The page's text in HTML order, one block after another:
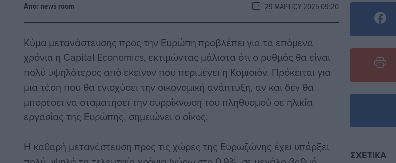
Από: news room 29 ΜΑΡΤΊΟΥ 2025 09:20
Κύμα μετανάστευσης προς την Ευρώπη προβλέπει για τα επόμενα
χρόνια η Capital Economics, εκτιμώντας μάλιστα ότι ο ρυθμός θα είναι
πολύ υψηλότερος από εκείνον που περιμένει η Κομισιόν. Πρόκειται για
μια τάση που θα ενισχύσει την οικονομική ανάπτυξη, αν και δεν θα
μπορέσει να σταματήσει την συρρίκνωση του πληθυσμού σε ηλικία
εργασίας της Ευρώπης, σημειώνει ο οίκος.
Η καθαρή μετανάστευση προς τις χώρες της Ευρωζώνης έχει υπάρξει
ΣΧΕΤΙΚΆ